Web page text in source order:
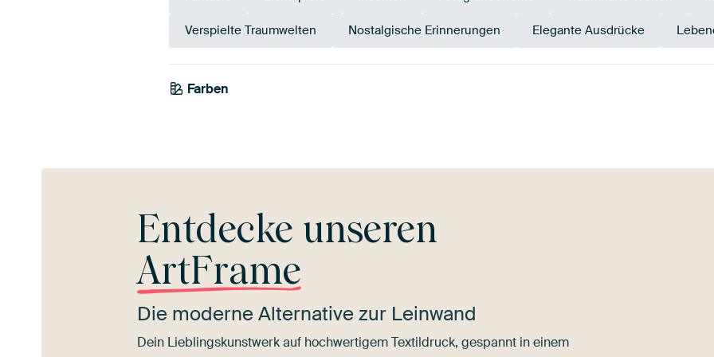
Verspielte Traumwelten Nostalgische Erinnerungen Elegante Ausdrücke
Farben
Schwarz
Entdecke unseren
ArtFrame
Die moderne Alternative zur Leinwand
Dein Lieblingskunstwerk auf hochwertigem Textildruck, gespannt in einem